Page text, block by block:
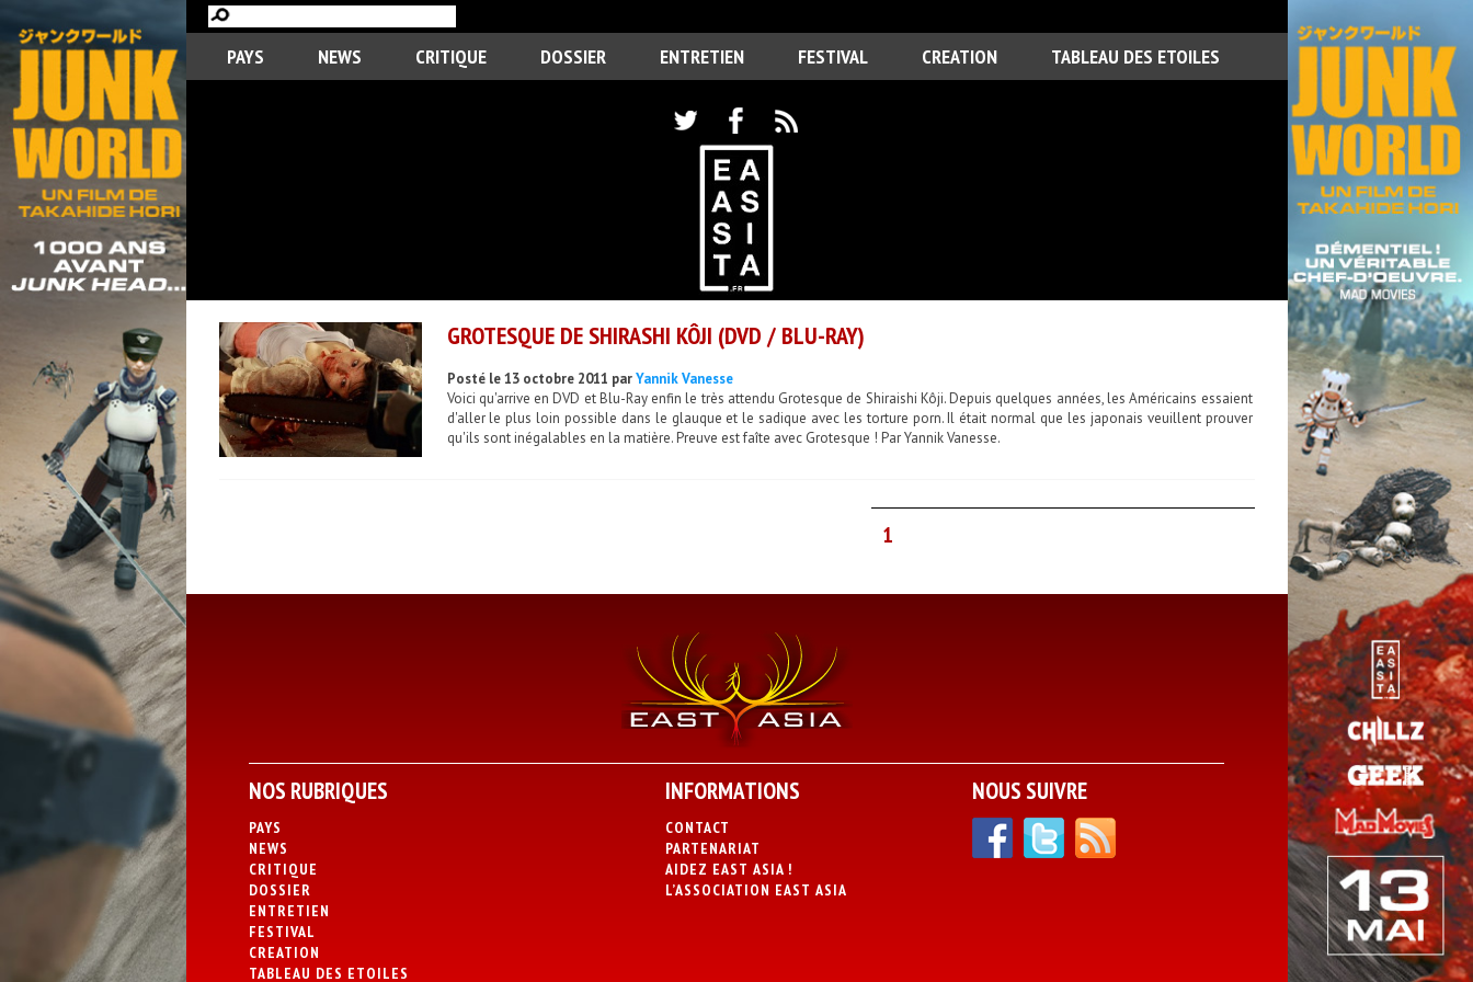
PAYS NEWS CRITIQUE DOSSIER ENTRETIEN FESTIVAL CREATION TABLEAU DES ETOILES
GROTESQUE DE SHIRASHI KÔJI (DVD / BLU-RAY)
Posté le 13 octobre 2011 parYannik Vanesse
Voici qu'arrive en DVD et Blu-Ray enfin le très attendu Grotesque de Shiraishi Kôji. Depuis quelques années, les Américains essaient
d'aller le plus loin possible dans le glauque et le sadique avec les torture porn. Il était normal que les japonais veuillent prouver
qu'ils sont inégalables en la matière. Preuve est faîte avec Grotesque ! Par Yannik Vanesse.
1
NOS RUBRIQUES
PAYS
NEWS
CRITIQUE
DOSSIER
ENTRETIEN
FESTIVAL
CREATION
TABLEAU DES ETOILES
INFORMATIONS
CONTACT
PARTENARIAT
AIDEZ EAST ASIA !
L’ASSOCIATION EAST ASIA
NOUS SUIVRE